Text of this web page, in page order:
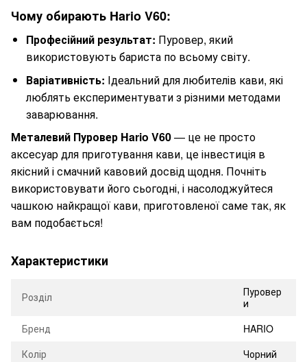
Чому обирають Hario V60:
Професійний результат: Пуровер, який
використовують бариста по всьому світу.
Варіативність: Ідеальний для любителів кави, які
люблять експериментувати з різними методами
заварювання.
Металевий Пуровер Hario V60— це не просто
аксесуар для приготування кави, це інвестиція в
якісний і смачний кавовий досвід щодня. Почніть
використовувати його сьогодні, і насолоджуйтеся
чашкою найкращої кави, приготовленої саме так, як
вам подобається!
Характеристики
Розділ
Пуровер
и
Бренд
HARIO
Колір
Чорний